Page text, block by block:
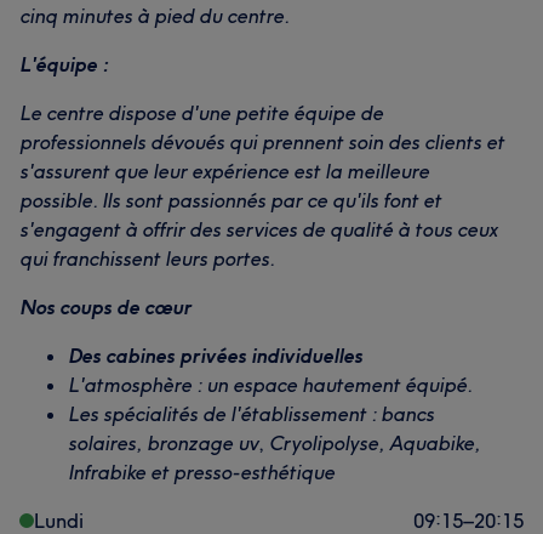
cinq minutes à pied du centre.
L'équipe :
Le centre dispose d'une petite équipe de
professionnels dévoués qui prennent soin des clients et
s'assurent que leur expérience est la meilleure
possible. Ils sont passionnés par ce qu'ils font et
s'engagent à offrir des services de qualité à tous ceux
qui franchissent leurs portes.
Nos coups de cœur
Des cabines privées individuelles
L'atmosphère : un espace hautement équipé.
Les spécialités de l'établissement : bancs
solaires, bronzage uv, Cryolipolyse, Aquabike,
Infrabike et presso-esthétique
Lundi
09:15–20:15